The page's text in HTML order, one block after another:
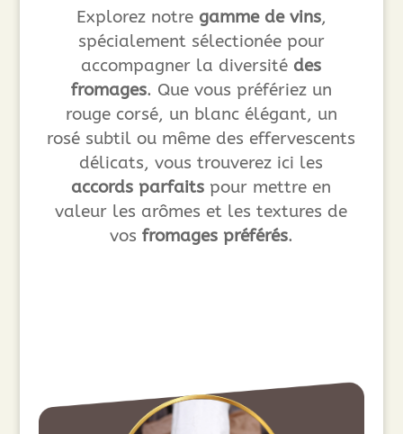
Explorez notre gamme de vins,
spécialement sélectionée pour
accompagner la diversité des
fromages. Que vous préfériez un
rouge corsé, un blanc élégant, un
rosé subtil ou même des effervescents
délicats, vous trouverez ici les
accords parfaits pour mettre en
valeur les arômes et les textures de
vos fromages préférés.